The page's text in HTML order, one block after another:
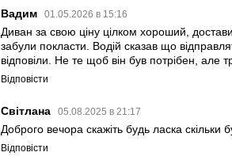
Вадим 01.05.2026 в 15:16
Диван за свою ціну цілком хороший,
забули покласти. Водій сказав що
відповіли. Не те щоб він був потрібен, але
Відповісти
Світлана 05.08.2025 в 21:17
Доброго вечора скажіть будь ласка скільки
Відповісти